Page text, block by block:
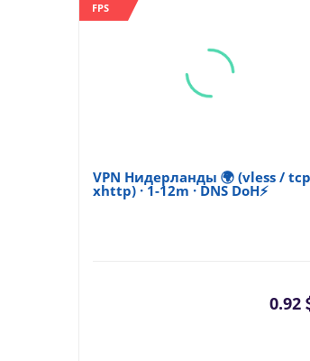
FPS
VPN Нидерланды 🌍 (vless / tcp
xhttp) · 1-12m · DNS DoH⚡
0.92